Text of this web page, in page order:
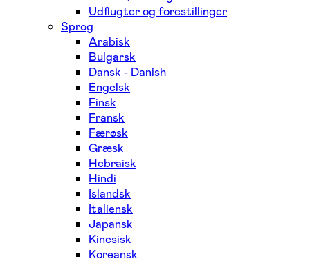
Udflugter og forestillinger
Sprog
Arabisk
Bulgarsk
Dansk - Danish
Engelsk
Finsk
Fransk
Færøsk
Græsk
Hebraisk
Hindi
Islandsk
Italiensk
Japansk
Kinesisk
Koreansk